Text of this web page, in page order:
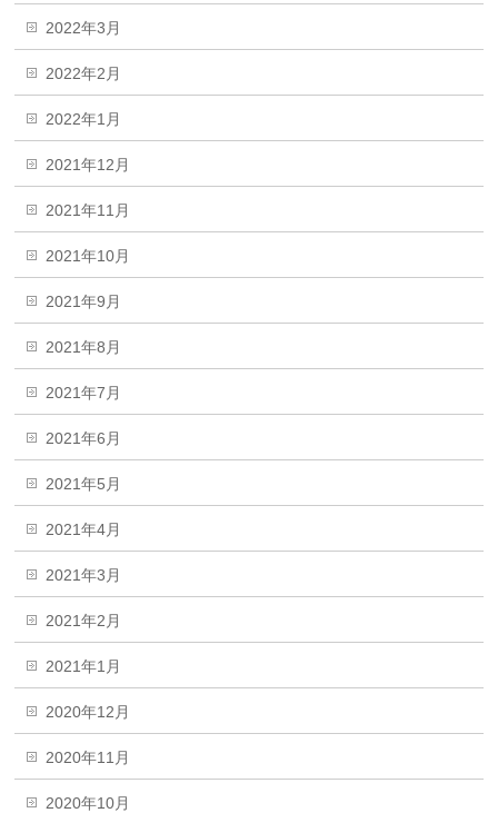
2022年3月
2022年2月
2022年1月
2021年12月
2021年11月
2021年10月
2021年9月
2021年8月
2021年7月
2021年6月
2021年5月
2021年4月
2021年3月
2021年2月
2021年1月
2020年12月
2020年11月
2020年10月